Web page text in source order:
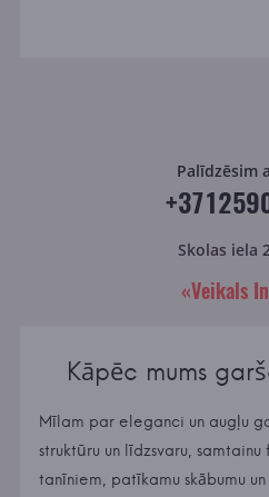
Palīdzēsim
Skolas iela
«Veikals
Kāpēc mums
Mīlam par eleganci un augļu
struktūru un līdzsvaru,
tanīniem, patīkamu skābumu